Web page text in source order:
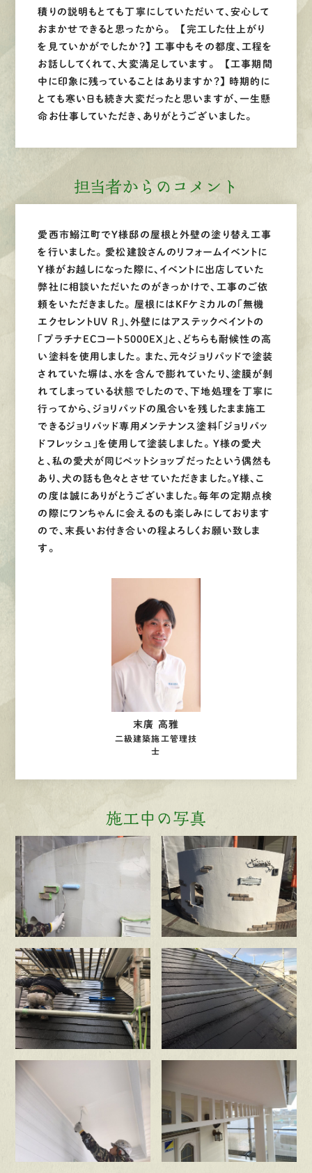
積りの説明もとても丁寧にしていただいて、安心して
おまかせできると思ったから。 【完工した仕上がり
を見ていかがでしたか？】 工事中もその都度、工程を
お話ししてくれて、大変満足しています。 【工事期間
中に印象に残っていることはありますか？】 時期的に
とても寒い日も続き大変だったと思いますが、一生懸
命お仕事していただき、ありがとうございました。
担当者からのコメント
愛西市鰯江町でY様邸の屋根と外壁の塗り替え工事
を行いました。 愛松建設さんのリフォームイベントに
Y様がお越しになった際に、イベントに出店していた
弊社に相談いただいたのがきっかけで、工事のご依
頼をいただきました。 屋根にはKFケミカルの「無機
エクセレントUV R」、外壁にはアステックペイントの
「プラチナECコート5000EX」と、どちらも耐候性の高
い塗料を使用しました。 また、元々ジョリパッドで塗装
されていた塀は、水を含んで膨れていたり、塗膜が剝
れてしまっている状態でしたので、下地処理を丁寧に
行ってから、ジョリパッドの風合いを残したまま施工
できるジョリパッド専用メンテナンス塗料「ジョリパッ
ドフレッシュ」を使用して塗装しました。 Y様の愛犬
と、私の愛犬が同じペットショップだったという偶然も
あり、犬の話も色々とさせていただきました。Y様、こ
の度は誠にありがとうございました。毎年の定期点検
の際にワンちゃんに会えるのも楽しみにしております
ので、末長いお付き合いの程よろしくお願い致しま
す。
末廣 高雅
二級建築施工管理技
士
施工中の写真